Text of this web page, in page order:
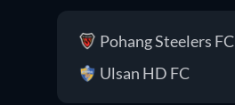
Pohang Steelers FC
Ulsan HD FC